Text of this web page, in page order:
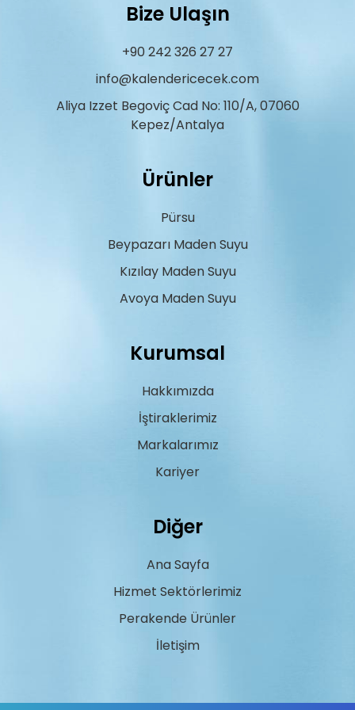
Bize Ulaşın
+90 242 326 27 27
info@kalendericecek.com
Aliya Izzet Begoviç Cad No: 110/A, 07060
Kepez/Antalya
Ürünler
Pürsu
Beypazarı Maden Suyu
Kızılay Maden Suyu
Avoya Maden Suyu
Kurumsal
Hakkımızda
İştiraklerimiz
Markalarımız
Kariyer
Diğer
Ana Sayfa
Hizmet Sektörlerimiz
Perakende Ürünler
İletişim